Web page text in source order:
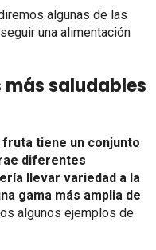
algunas de las
una alimentación
más saludables
fruta tiene un conjunto
diferentes
llevar variedad a la
gama más amplia de
algunos ejemplos de